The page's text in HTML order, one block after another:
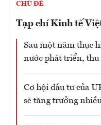
CHỦ ĐỀ
Tạp chí Kinh tế
Sau một năm thực
nước phát triển, thu
Cơ hội đầu tư của
sẽ tăng trưởng